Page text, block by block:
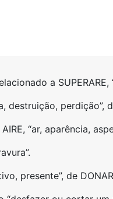
a SUPERARE,
destruição, perdição”,
“ar, aparência,
presente”, de